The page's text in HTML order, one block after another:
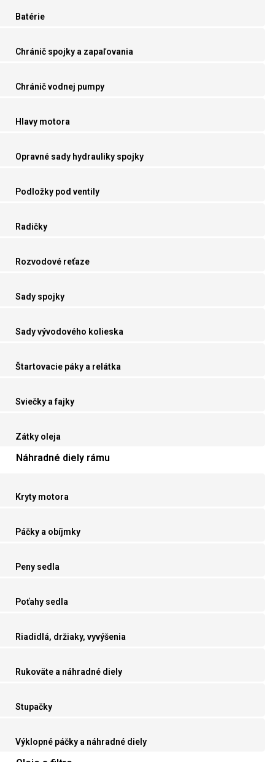
Batérie
Chránič spojky a zapaľovania
Chránič vodnej pumpy
Hlavy motora
Opravné sady hydrauliky spojky
Podložky pod ventily
Radičky
Rozvodové reťaze
Sady spojky
Sady vývodového kolieska
Štartovacie páky a relátka
Sviečky a fajky
Zátky oleja
Náhradné diely rámu
Kryty motora
Páčky a obíjmky
Peny sedla
Poťahy sedla
Riadidlá, držiaky, vyvýšenia
Rukoväte a náhradné diely
Stupačky
Výklopné páčky a náhradné diely